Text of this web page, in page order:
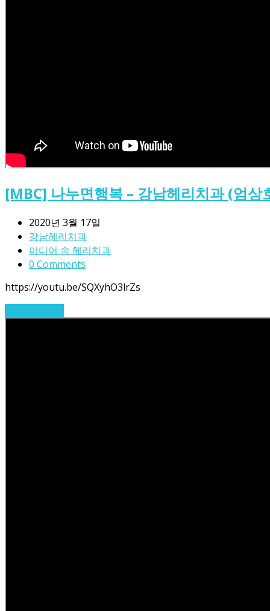
[MBC] 나누면행복 – 강남헤리치과 (엄상
2020년 3월 17일
강남헤리치과
미디어 속 헤리치과
0 Comments
https://youtu.be/SQXyhO3lrZs